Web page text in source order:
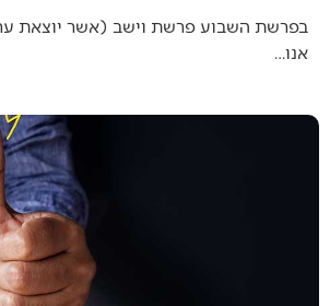
בפרשת השבוע פרשת וישב (אשר יוצאת
אנו…